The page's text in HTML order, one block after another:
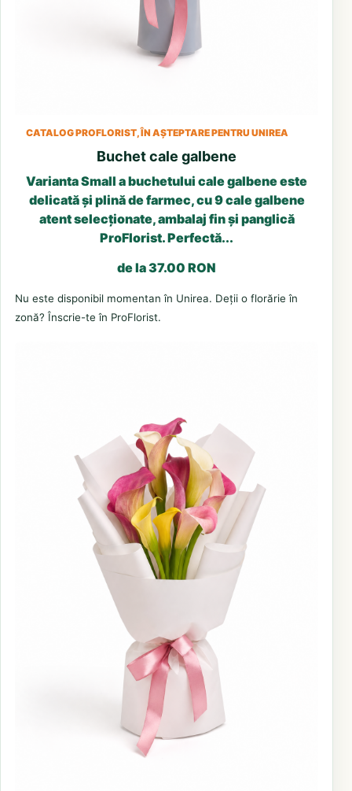
CATALOG PROFLORIST, ÎN AȘTEPTARE PENTRU UNIREA
Buchet cale galbene
Varianta Small a buchetului cale galbene este
delicată și plină de farmec, cu 9 cale galbene
atent selecționate, ambalaj fin și panglică
ProFlorist. Perfectă...
de la 37.00 RON
Nu este disponibil momentan în Unirea. Deții o florărie în
zonă? Înscrie-te în ProFlorist.